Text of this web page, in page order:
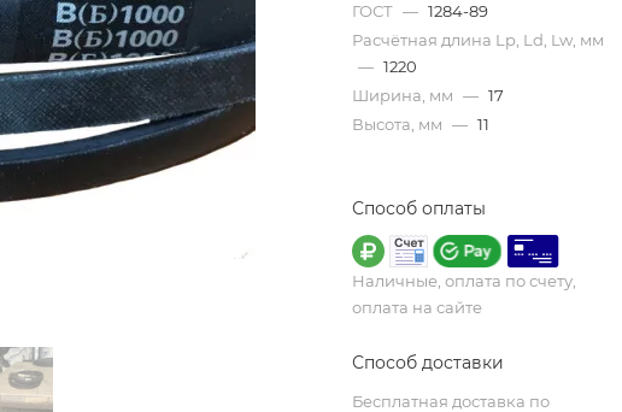
ГОСТ — 1284-89
Расчётная длина Lp, Ld, Lw, мм
— 1220
Ширина, мм — 17
Высота, мм — 11
Способ оплаты
Наличные, оплата по счету,
оплата на сайте
Способ доставки
Бесплатная доставка по